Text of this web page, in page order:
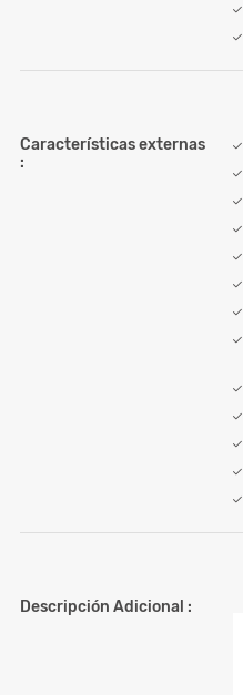
Características externas
:
Descripción Adicional :